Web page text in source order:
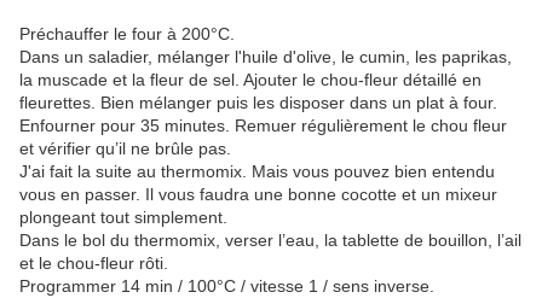
Préchauffer le four à 200°C.
Dans un saladier, mélanger l'huile d'olive, le cumin, les paprikas,
la muscade et la fleur de sel. Ajouter le chou-fleur détaillé en
fleurettes. Bien mélanger puis les disposer dans un plat à four.
Enfourner pour 35 minutes. Remuer régulièrement le chou fleur
et vérifier qu’il ne brûle pas.
J'ai fait la suite au thermomix. Mais vous pouvez bien entendu
vous en passer. Il vous faudra une bonne cocotte et un mixeur
plongeant tout simplement.
Dans le bol du thermomix, verser l’eau, la tablette de bouillon, l’ail
et le chou-fleur rôti.
Programmer 14 min / 100°C / vitesse 1 / sens inverse.